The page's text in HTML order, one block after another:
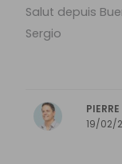
Salut depuis
Sergio
PIERRE
19/02/